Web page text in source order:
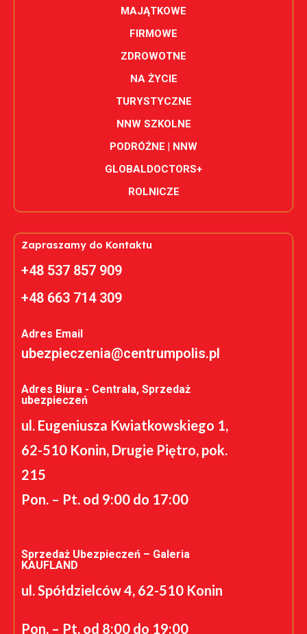
MAJĄTKOWE
FIRMOWE
ZDROWOTNE
NA ŻYCIE
TURYSTYCZNE
NNW SZKOLNE
PODRÓŻNE | NNW
GLOBALDOCTORS+
ROLNICZE
Zapraszamy do Kontaktu
+48 537 857 909
+48 663 714 309
Adres Email
ubezpieczenia@centrumpolis.pl
Adres Biura - Centrala, Sprzedaż
ubezpieczeń
ul. Eugeniusza Kwiatkowskiego 1,
62-510 Konin, Drugie Piętro, pok.
215
Pon. – Pt. od 9:00 do 17:00
Sprzedaż Ubezpieczeń – Galeria
KAUFLAND
ul. Spółdzielców 4, 62-510 Konin
Pon. – Pt. od 8:00 do 19:00